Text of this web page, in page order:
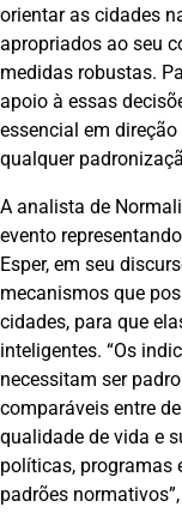
orientar as cidades
apropriados ao seu
medidas robustas.
apoio à essas
essencial em
qualquer
A analista de
evento
Esper, em seu
mecanismos que
cidades, para que
inteligentes. “Os
necessitam ser
comparáveis entre
qualidade de vida e
políticas, programas
padrões